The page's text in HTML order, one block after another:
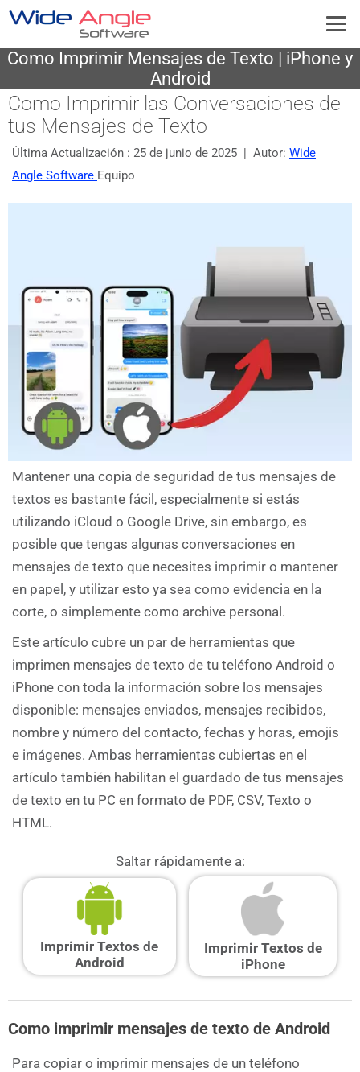
Como Imprimir Mensajes de Texto | iPhone y
Android
Como Imprimir las Conversaciones de
tus Mensajes de Texto
Última Actualización : 25 de junio de 2025 | Autor: Wide
Angle Software Equipo
Mantener una copia de seguridad de tus mensajes de
textos es bastante fácil, especialmente si estás
utilizando iCloud o Google Drive, sin embargo, es
posible que tengas algunas conversaciones en
mensajes de texto que necesites imprimir o mantener
en papel, y utilizar esto ya sea como evidencia en la
corte, o simplemente como archive personal.
Este artículo cubre un par de herramientas que
imprimen mensajes de texto de tu teléfono Android o
iPhone con toda la información sobre los mensajes
disponible: mensajes enviados, mensajes recibidos,
nombre y número del contacto, fechas y horas, emojis
e imágenes. Ambas herramientas cubiertas en el
artículo también habilitan el guardado de tus mensajes
de texto en tu PC en formato de PDF, CSV, Texto o
HTML.
Saltar rápidamente a:
Imprimir Textos de
Android
Imprimir Textos de
iPhone
Como imprimir mensajes de texto de Android
Para copiar o imprimir mensajes de un teléfono